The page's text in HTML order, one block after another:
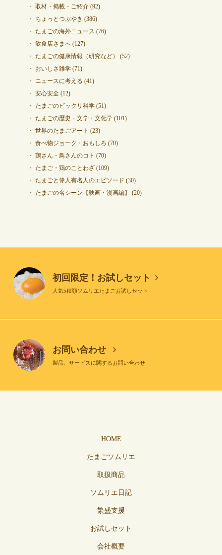
取材・掲載・ご紹介(92)
ちょっとつぶやき (386)
たまごの海外ニュース (76)
飲食店さまへ(127)
たまごの健康情報（研究など）
(52)
おいしさ雑学(71)
ニュースに考える (41)
安心安全(12)
たまごのビックリ科学(51)
たまごの歴史・文学・文化学(101)
世界のたまごアート (23)
食べ物ジョーク・おもしろ (70)
鶏さん・鳥さんのコト (70)
たまご・鶏のことわざ(109)
たまごと偉人有名人のエピソード (30)
たまごの名シーン【映画・漫画編】
(20)
初回限定！お試しセット
人気5種類ソムリエたまごお試しセット
お問い合わせ
製品、サービスに関するお問い合わせ
HOME
たまごソムリエ
取扱商品
ソムリエ日記
繁盛支援
お試しセット
会社概要